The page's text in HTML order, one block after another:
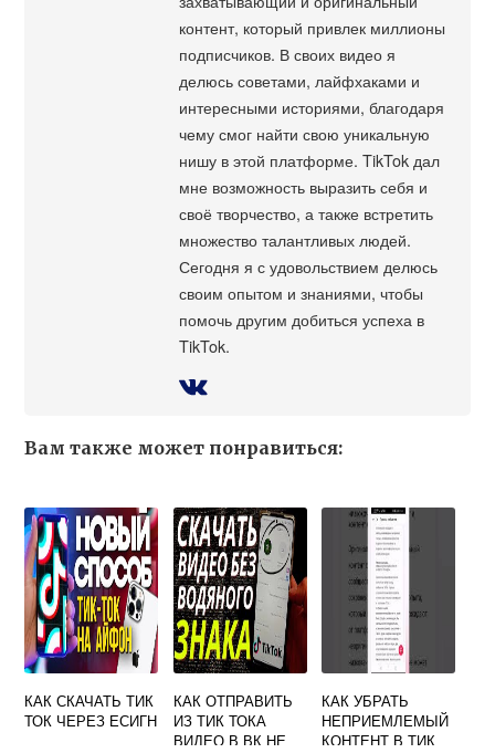
контент, который привлек миллионы
подписчиков. В своих видео я
делюсь советами, лайфхаками и
интересными историями, благодаря
чему смог найти свою уникальную
нишу в этой платформе. TikTok дал
мне возможность выразить себя и
своё творчество, а также встретить
множество талантливых людей.
Сегодня я с удовольствием делюсь
своим опытом и знаниями, чтобы
помочь другим добиться успеха в
TikTok.
Вам также может понравиться:
КАК СКАЧАТЬ ТИК
ТОК ЧЕРЕЗ ЕСИГН
КАК ОТПРАВИТЬ
ИЗ ТИК ТОКА
ВИДЕО В ВК НЕ
КАК УБРАТЬ
НЕПРИЕМЛЕМЫЙ
КОНТЕНТ В ТИК